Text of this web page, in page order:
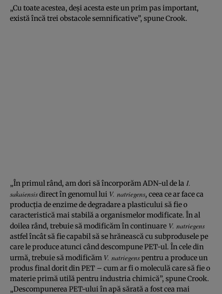
„Cu toate acestea, deși acesta este un prim pas important,
există încă trei obstacole semnificative”, spune Crook.
„În primul rând, am dori să încorporăm ADN-ul de la I.
sakaiensisdirect în genomul lui V. natriegens, ceea ce ar face ca
producția de enzime de degradare a plasticului să fie o
caracteristică mai stabilă a organismelor modificate. În al
doilea rând, trebuie să modificăm în continuare V. natriegens
astfel încât să fie capabil să se hrănească cu subprodusele pe
care le produce atunci când descompune PET-ul. În cele din
urmă, trebuie să modificăm V. natriegenspentru a produce un
produs final dorit din PET – cum ar fi o moleculă care să fie o
materie primă utilă pentru industria chimică”, spune Crook.
„Descompunerea PET-ului în apă sărată a fost cea mai